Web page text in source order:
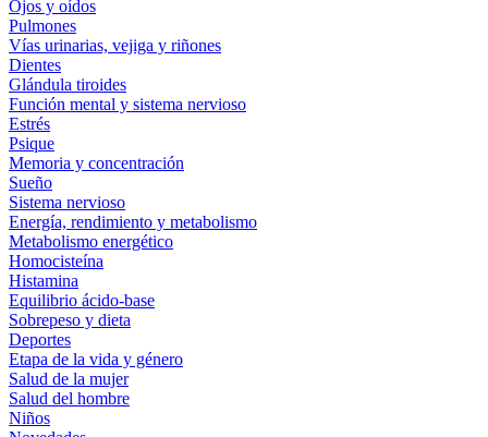
Ojos y oídos
Pulmones
Vías urinarias, vejiga y riñones
Dientes
Glándula tiroides
Función mental y sistema nervioso
Estrés
Psique
Memoria y concentración
Sueño
Sistema nervioso
Energía, rendimiento y metabolismo
Metabolismo energético
Homocisteína
Histamina
Equilibrio ácido-base
Sobrepeso y dieta
Deportes
Etapa de la vida y género
Salud de la mujer
Salud del hombre
Niños